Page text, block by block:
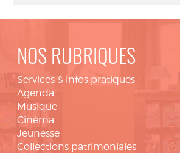
NOS RUBRIQUES
Services & infos pratiques
Agenda
Musique
Cinéma
Jeunesse
Collections patrimoniales